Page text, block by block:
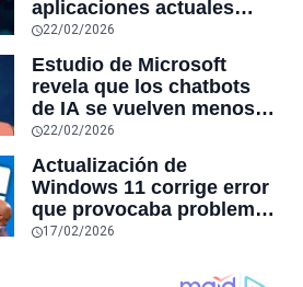
aplicaciones actuales
desaparecerán en el
las aplicaciones con
sensores únicos o
conexiones especiales a
hardware
22/02/2026
Estudio de Microsoft
revela que los chatbots
de IA se vuelven menos
confiables mientras más
tiempo hablas con ellos:
la falta de confiabilidad
sube un 112%
22/02/2026
Actualización de
Windows 11 corrige error
que provocaba problemas
al jugar en PC: los
producían desde 2023
17/02/2026